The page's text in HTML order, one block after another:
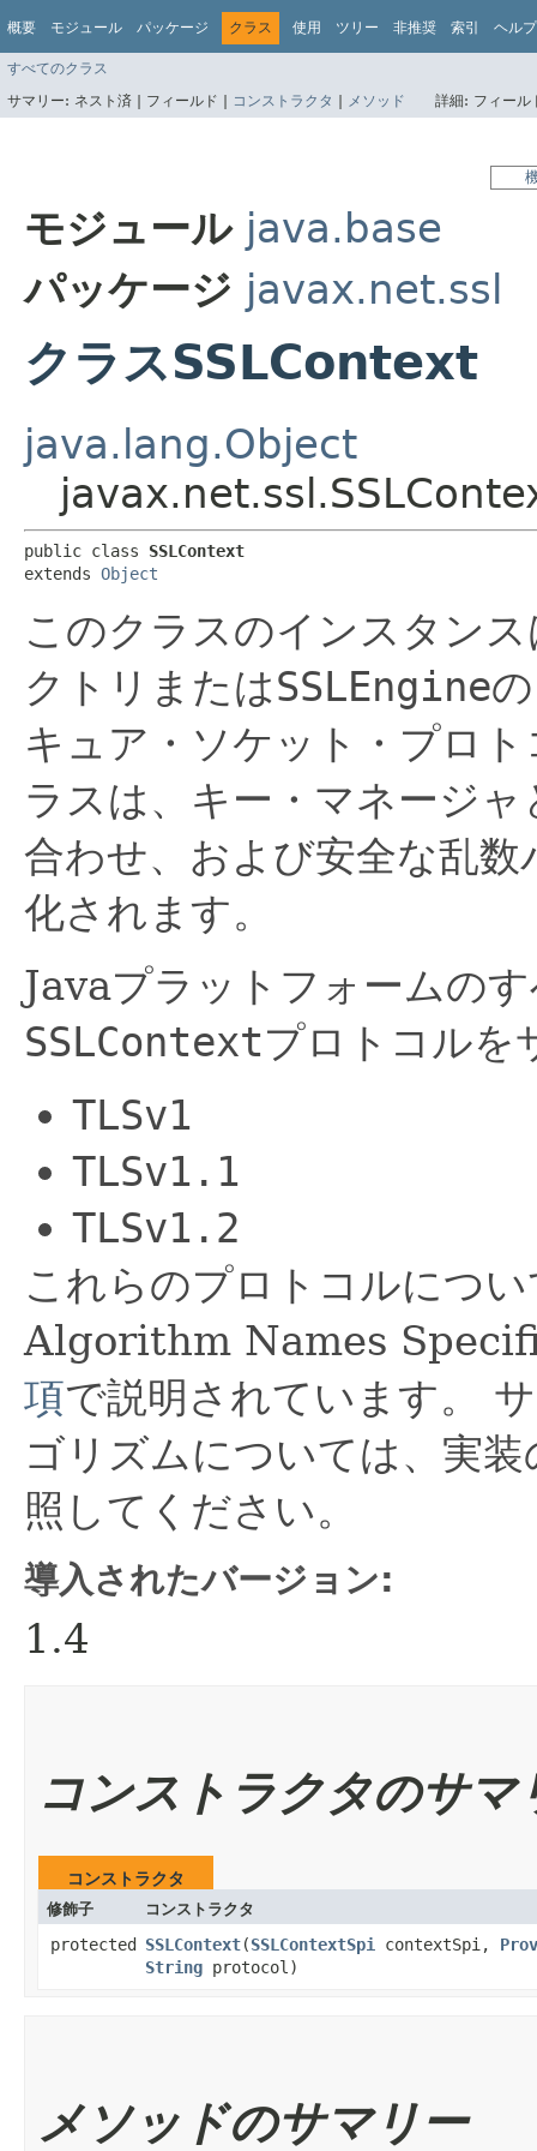
概要 モジュール パッケージ クラス 使用 ツリー 非推奨 索引 ヘルプ
すべてのクラス
サマリー: ネスト済 | フィールド | コンストラクタ | メソッド 詳細: フィー
モジュール java.base
パッケージ javax.net.ssl
クラスSSLContext
java.lang.Object
public class SSLContext
extends Object
このクラスのインスタン
クトリまたはSSLEngine
キュア・ソケット・プロ
ラスは、キー・マネージ
合わせ、および安全な乱
化されます。
Javaプラットフォームの
SSLContextプロトコルを
TLSv1
TLSv1.1
TLSv1.2
これらのプロトコルにつ
Algorithm Names
項で説明されています。
ゴリズムについては、実
照してください。
導入されたバージョン:
1.4
コンストラクタのサマ
コンストラクタ
修飾子 コンストラクタ
protected SSLContext​(SSLContextSpi contextSpi,
String protocol)
メソッドのサマリー